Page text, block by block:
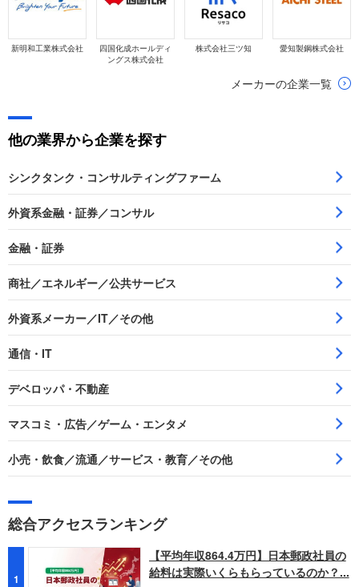
新明和工業株式会社
四国化成ホールディ
ングス株式会社
株式会社三ツ知 愛知製鋼株式会社
メーカーの企業一覧
他の業界から企業を探す
シンクタンク・コンサルティングファーム
外資系金融・証券／コンサル
金融・証券
商社／エネルギー／公共サービス
外資系メーカー／IT／その他
通信・IT
デベロッパ・不動産
マスコミ・広告／ゲーム・エンタメ
小売・飲食／流通／サービス・教育／その他
総合アクセスランキング
1
【平均年収864.4万円】日本郵政社員の
給料は実際いくらもらっているのか？...